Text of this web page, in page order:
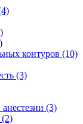
контуров (10)
(3)
(3)
(2)